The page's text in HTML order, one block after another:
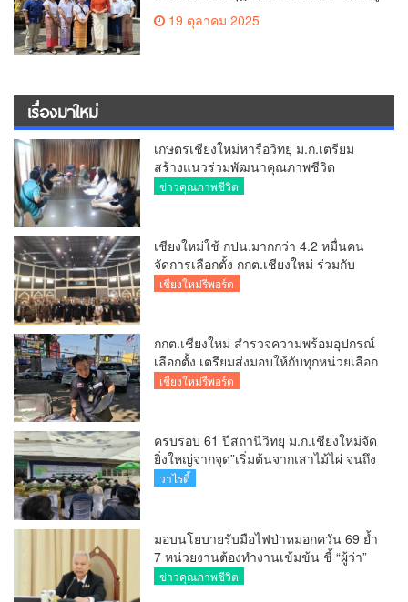
แก้วลำพูน ยอดปัจจัย 5 แสนกว่าบาท
19 ตุลาคม 2025
เรื่องมาใหม่
เกษตรเชียงใหม่หารือวิทยุ ม.ก.เตรียม
สร้างแนวร่วมพัฒนาคุณภาพชีวิต
เกษตรกร สื่อสารข้อมูลถูกต้องขับเคลื่อน
ข่าวคุณภาพชีวิต
เชียงใหม่ใช้ กปน.มากกว่า 4.2 หมื่นคน
จัดการเลือกตั้ง กกต.เชียงใหม่ ร่วมกับ
นายอำเภอหางดง ตรวจความเรียบร้อย
เชียงใหม่รีพอร์ต
กกต.เชียงใหม่ สำรวจความพร้อมอุปกรณ์
เลือกตั้ง เตรียมส่งมอบให้กับทุกหน่วยเลือก
ตั้งในวันพรุ่งนี้
เชียงใหม่รีพอร์ต
ครบรอบ 61 ปีสถานีวิทยุ ม.ก.เชียงใหม่จัด
ยิ่งใหญ่จากจุด”เริ่มต้นจากเสาไม้ไผ่ จนถึง
วันที่มี KURplus ในวันนี้”
วาไรตี้
มอบนโยบายรับมือไฟป่าหมอกควัน 69 ย้ำ
7 หน่วยงานต้องทำงานเข้มข้น ชี้ “ผู้ว่า”
คีย์แมนสำคัญทำปัญหาลด
ข่าวคุณภาพชีวิต